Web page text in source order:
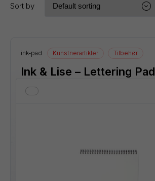
Sort by
ink-pad Kunstnerartikler Tilbehør
Ink & Lise – Lettering Pad